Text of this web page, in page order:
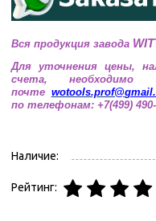
Вся продукция завода
Для уточнения цены,
счета,
почте wotools.prof@
по телефонам: +7(499) 490-
Наличие:
Рейтинг: